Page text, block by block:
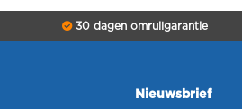
30 dagen omruilgarantie
Nieuwsbrief